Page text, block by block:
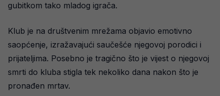
gubitkom tako mladog igrača.
Klub je na društvenim mrežama objavio emotivno
saopćenje, izražavajući saučešće njegovoj porodici i
prijateljima. Posebno je tragično što je vijest o njegovoj
smrti do kluba stigla tek nekoliko dana nakon što je
pronađen mrtav.